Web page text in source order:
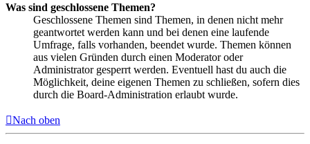
Was sind geschlossene Themen?
Geschlossene Themen sind Themen, in denen nicht mehr
geantwortet werden kann und bei denen eine laufende
Umfrage, falls vorhanden, beendet wurde. Themen können
aus vielen Gründen durch einen Moderator oder
Administrator gesperrt werden. Eventuell hast du auch die
Möglichkeit, deine eigenen Themen zu schließen, sofern dies
durch die Board-Administration erlaubt wurde.
Nach oben